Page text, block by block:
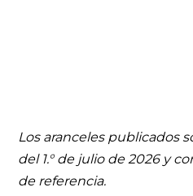
Los aranceles publicados
del 1.° de julio de 2026 y
de referencia.